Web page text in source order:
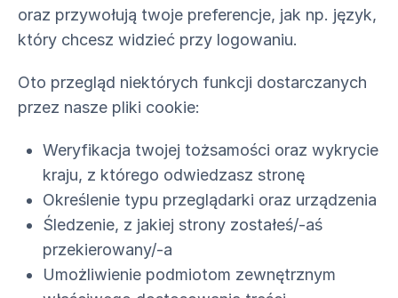
oraz przywołują twoje preferencje, jak np. język,
który chcesz widzieć przy logowaniu.
Oto przegląd niektórych funkcji dostarczanych
przez nasze pliki cookie:
Weryfikacja twojej tożsamości oraz wykrycie
kraju, z którego odwiedzasz stronę
Określenie typu przeglądarki oraz urządzenia
Śledzenie, z jakiej strony zostałeś/-aś
przekierowany/-a
Umożliwienie podmiotom zewnętrznym